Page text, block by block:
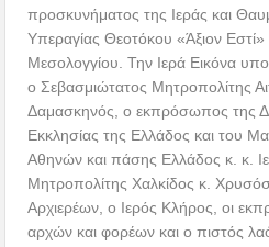
προσκυνήματος της Ιεράς και
Υπεραγίας Θεοτόκου «Άξιον
Μεσολογγίου. Την Ιερά Εικόνα
ο Σεβασμιώτατος Μητροπολίτης
Δαμασκηνός, ο εκπρόσωπος της
Εκκλησίας της Ελλάδος και του
Αθηνών και πάσης Ελλάδος κ. κ.
Μητροπολίτης Χαλκίδος κ.
Αρχιερέων, ο Ιερός Κλήρος, οι
αρχών και φορέων και ο πιστός